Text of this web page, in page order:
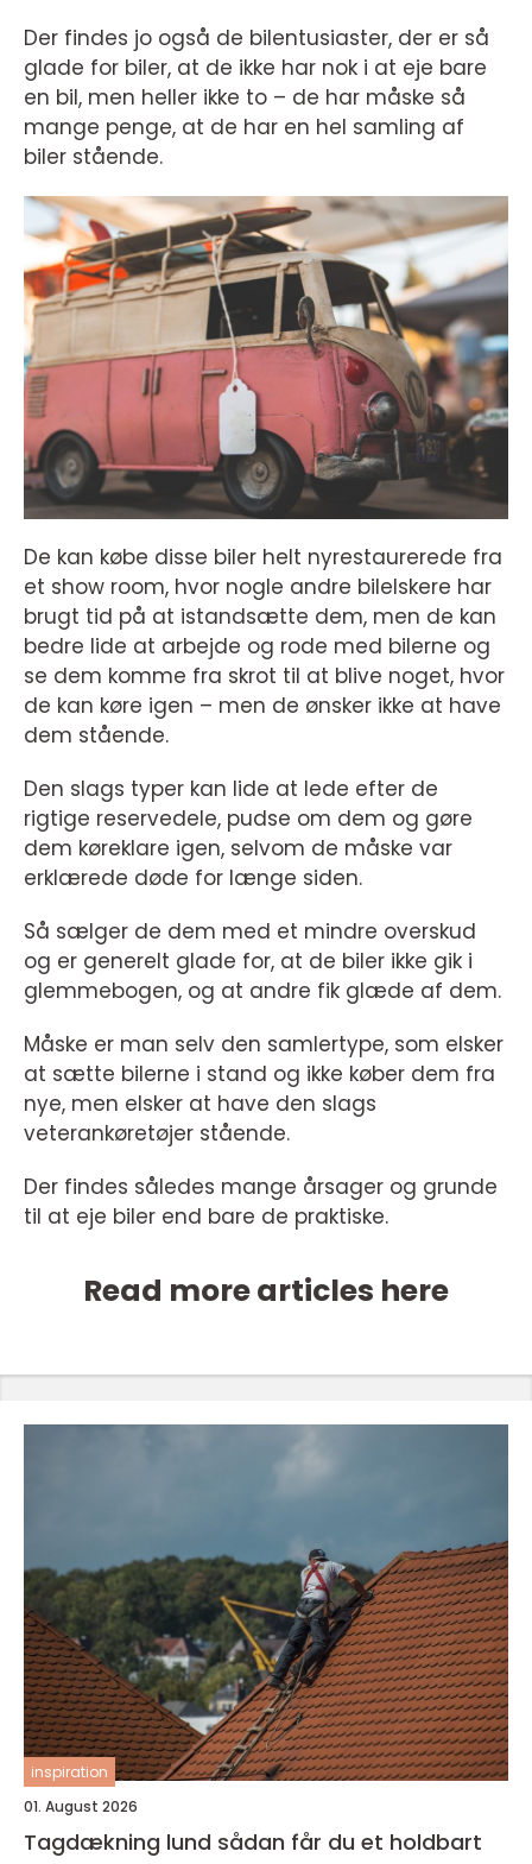
Der findes jo også de bilentusiaster, der er så
glade for biler, at de ikke har nok i at eje bare
en bil, men heller ikke to – de har måske så
mange penge, at de har en hel samling af
biler stående.
De kan købe disse biler helt nyrestaurerede fra
et show room, hvor nogle andre bilelskere har
brugt tid på at istandsætte dem, men de kan
bedre lide at arbejde og rode med bilerne og
se dem komme fra skrot til at blive noget, hvor
de kan køre igen – men de ønsker ikke at have
dem stående.
Den slags typer kan lide at lede efter de
rigtige reservedele, pudse om dem og gøre
dem køreklare igen, selvom de måske var
erklærede døde for længe siden.
Så sælger de dem med et mindre overskud
og er generelt glade for, at de biler ikke gik i
glemmebogen, og at andre fik glæde af dem.
Måske er man selv den samlertype, som elsker
at sætte bilerne i stand og ikke køber dem fra
nye, men elsker at have den slags
veterankøretøjer stående.
Der findes således mange årsager og grunde
til at eje biler end bare de praktiske.
Read more articles here
inspiration
01. August 2026
Tagdækning lund sådan får du et holdbart